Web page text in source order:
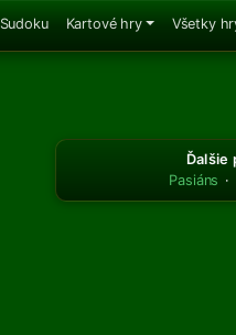
Sudoku Kartové hry Všetky
Ďalšie
Pasiáns ·